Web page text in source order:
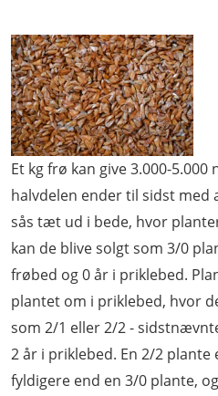
Et kg frø kan give 3.000-
halvdelen ender til sidst
sås tæt ud i bede, hvor
kan de blive solgt som 3/0
frøbed og 0 år i priklebed.
plantet om i priklebed, hvor
som 2/1 eller 2/2 -
2 år i priklebed. En 2/2 plante
fyldigere end en 3/0 plante,